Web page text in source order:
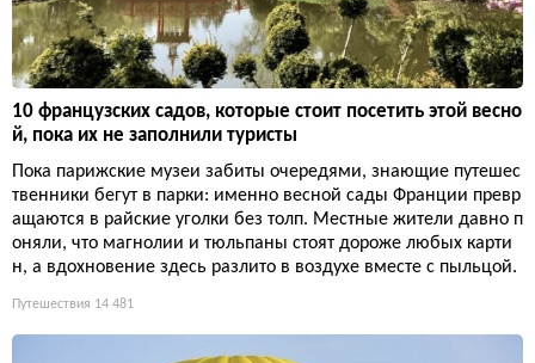
10 французских садов, которые стоит посетить этой весно
й, пока их не заполнили туристы
Пока парижские музеи забиты очередями, знающие путешес
твенники бегут в парки: именно весной сады Франции превр
ащаются в райские уголки без толп. Местные жители давно п
оняли, что магнолии и тюльпаны стоят дороже любых карти
н, а вдохновение здесь разлито в воздухе вместе с пыльцой.
Путешествия 14 481